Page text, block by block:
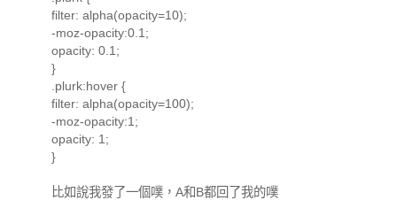
filter: alpha(opacity=10);
-moz-opacity:0.1;
opacity: 0.1;
}
.plurk:hover {
filter: alpha(opacity=100);
-moz-opacity:1;
opacity: 1;
}
比如說我發了一個噗，A和B都回了我的噗